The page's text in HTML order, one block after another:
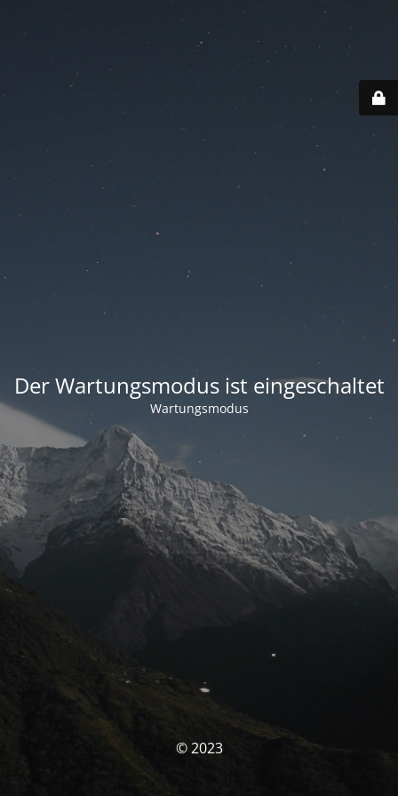
Der Wartungsmodus ist eingeschaltet
Wartungsmodus
© 2023